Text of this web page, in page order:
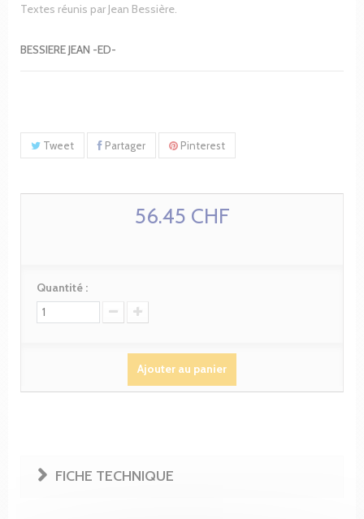
Textes réunis par Jean Bessière.
BESSIERE JEAN -ED-
Tweet Partager Pinterest
56.45 CHF
Quantité :
Ajouter au panier
FICHE TECHNIQUE